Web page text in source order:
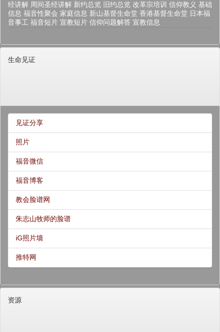
经讲解 周间圣经讲解 新约总览 旧约总览 改革宗培训 信仰教义 基础
信息 福音性聚会 家庭信息 新山基督生命堂 香港基督生命堂 日本福
音事工 福音短片 宣教短片 信仰问题解答 宣教信息
生命见证
见证分享
照片
福音微信
福音博客
教会脸谱网
朱志山牧师的脸谱
iG照片墙
推特网
资源